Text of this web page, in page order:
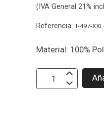
(IVA General 21%
Referencia:T-497-
Material: 100%